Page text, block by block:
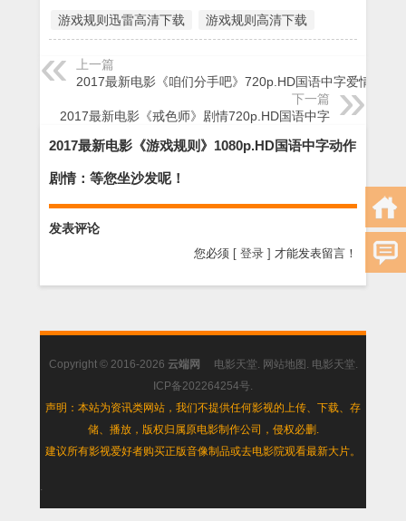
游戏规则迅雷高清下载 游戏规则高清下载
上一篇
2017最新电影《咱们分手吧》720p.HD国语中字爱情剧情
下一篇
2017最新电影《戒色师》剧情720p.HD国语中字
2017最新电影《游戏规则》1080p.HD国语中字动作
剧情：等您坐沙发呢！
发表评论
您必须 [ 登录 ] 才能发表留言！
Copyright © 2016-2026 云端网 电影天堂 网站地图 电影天堂
ICP备202264254号
声明：本站为资讯类网站，我们不提供任何影视的上传、下载、存
储、播放，版权归属原电影制作公司，侵权必删.
建议所有影视爱好者购买正版音像制品或去电影院观看最新大片。